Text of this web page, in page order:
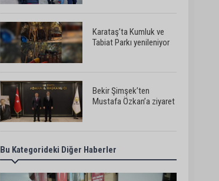
Karataş’ta Kumluk ve
Tabiat Parkı yenileniyor
Bekir Şimşek’ten
Mustafa Özkan’a ziyaret
Ceyhan’da asfalt
çalışmaları sürüyor
Bu Kategorideki Diğer Haberler